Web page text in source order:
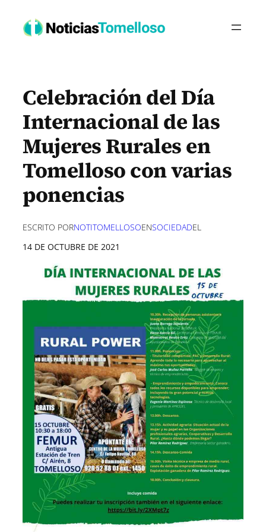
contenido
Celebración del Día
Internacional de las
Mujeres Rurales en
Tomelloso con varias
ponencias
ESCRITO PORNOTITOMELLOSOENSOCIEDADEL
14 DE OCTUBRE DE 2021